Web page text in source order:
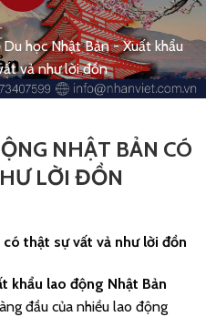
Du học Nhật Bản -Xuất khẩu
vả như lời đồn
NHẬT BẢN CÓ
LỜI ĐỒN
thật sự vất vả như lời đồn
khẩu lao động Nhật Bản
đầu của nhiều lao động